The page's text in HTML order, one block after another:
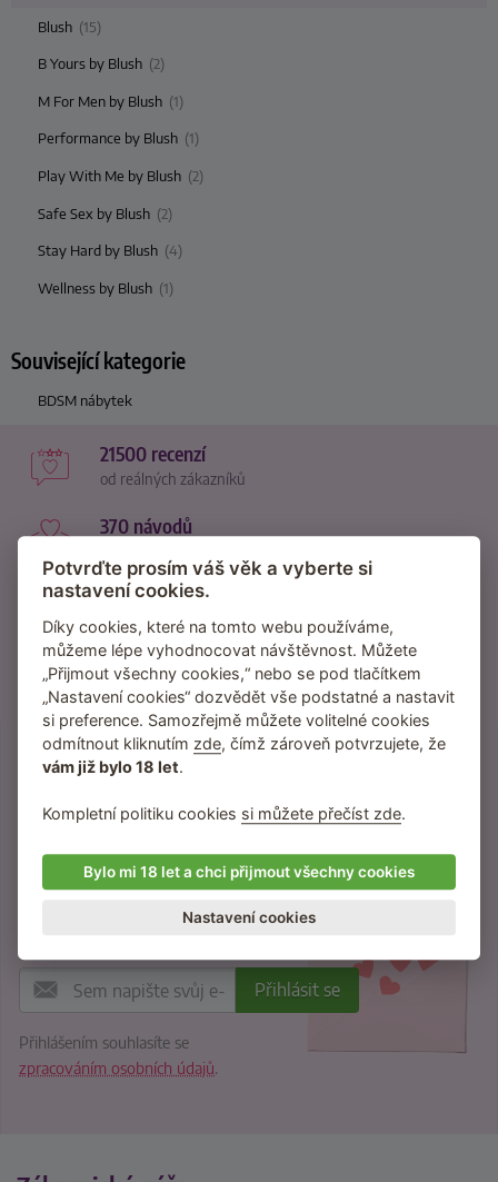
Blush (15)
B Yours by Blush (2)
M For Men by Blush (1)
Performance by Blush (1)
Play With Me by Blush (2)
Safe Sex by Blush (2)
Stay Hard by Blush (4)
Wellness by Blush (1)
Související kategorie
BDSM nábytek
21500 recenzí
od reálných zákazníků
370 návodů
95 % zákazníků
nás dále doporučuje
za 2 dny
je zásilka průměrně u vás
Přihlaste se do newsletteru
Slevy a novinky přednostně pro odběratele
newsletteru.
Žádný spam neposíláme, jen věci, které vás
Přihlášením souhlasíte se
zpracováním osobních údajů.
Potvrďte prosím váš věk a vyberte si
nastavení cookies.
Díky cookies, které na tomto webu používáme,
můžeme lépe vyhodnocovat návštěvnost. Můžete
„Přijmout všechny cookies,“ nebo se pod tlačítkem
„Nastavení cookies“ dozvědět vše podstatné a nastavit
si preference. Samozřejmě můžete volitelné cookies
odmítnout kliknutím zde, čímž zároveň potvrzujete, že
vám již bylo 18 let.
Kompletní politiku cookies si můžete přečíst zde.
Bylo mi 18 let a chci přijmout všechny cookies
Nastavení cookies